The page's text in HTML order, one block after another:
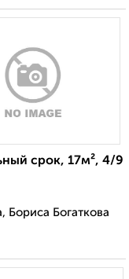
срок, 17м², 4/9
Бориса Богаткова